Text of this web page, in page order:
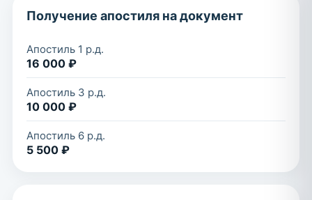
Получение апостиля на документ
Апостиль 1 р.д.
16 000 ₽
Апостиль 3 р.д.
10 000 ₽
Апостиль 6 р.д.
5 500 ₽